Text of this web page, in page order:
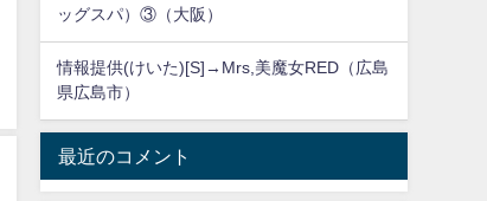
ッグスパ）③（大阪）
情報提供(けいた)[S]→Mrs,美魔女RED（広島
県広島市）
最近のコメント